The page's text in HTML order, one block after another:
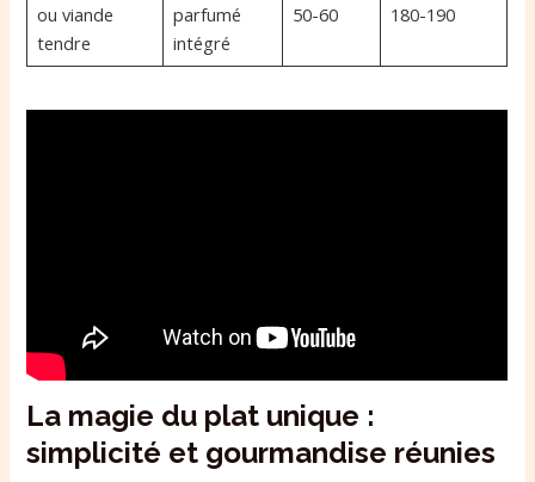
ou viande
tendre
parfumé
intégré
50-60 180-190
La magie du plat unique :
simplicité et gourmandise réunies